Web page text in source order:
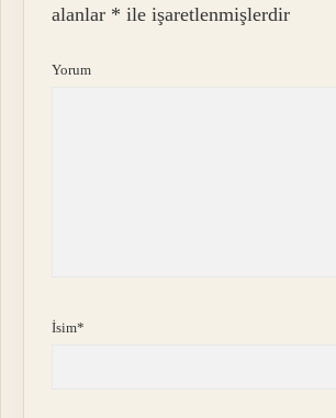
alanlar * ile işaretlenmişlerdir
Yorum
İsim*